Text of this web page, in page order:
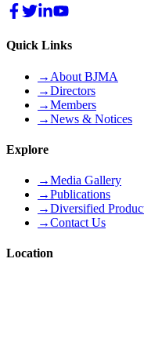
Quick Links
→ About BJMA
→Directors
→Members
→News & Notices
Explore
→Media Gallery
→Publications
→Diversified
→Contact Us
Location